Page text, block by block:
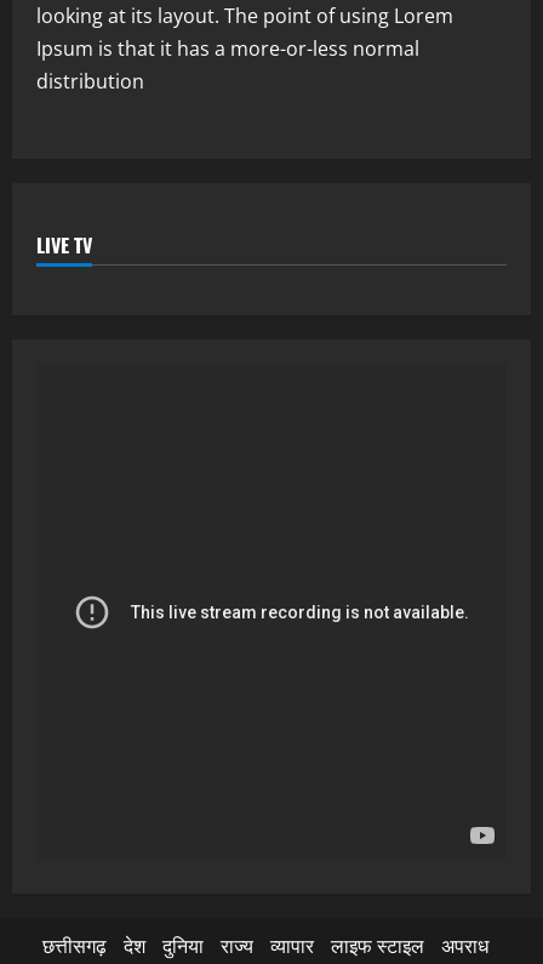
looking at its layout. The point of using Lorem
Ipsum is that it has a more-or-less normal
distribution
LIVE TV
छत्तीसगढ़ देश दुनिया राज्य व्यापार लाइफ स्टाइल अपराध